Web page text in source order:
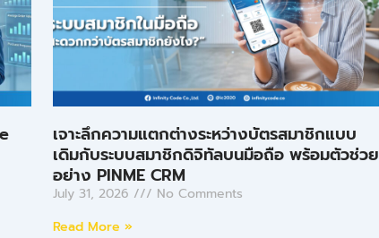
เจาะลึกความแตกต่างระหว่างบัตรสมาชิกแบบ
เดิมกับระบบสมาชิกดิจิทัลบนมือถือ พร้อมตัวช่วย
อย่าง PINME CRM
July 31, 2026
No Comments
Read More »